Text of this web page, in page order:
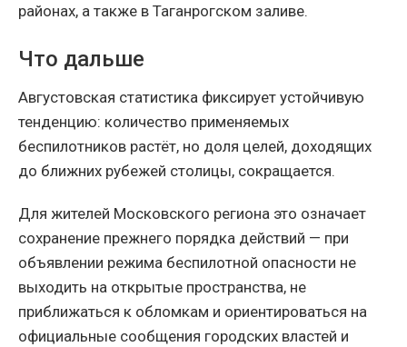
районах, а также в Таганрогском заливе.
Что дальше
Августовская статистика фиксирует устойчивую
тенденцию: количество применяемых
беспилотников растёт, но доля целей, доходящих
до ближних рубежей столицы, сокращается.
Для жителей Московского региона это означает
сохранение прежнего порядка действий — при
объявлении режима беспилотной опасности не
выходить на открытые пространства, не
приближаться к обломкам и ориентироваться на
официальные сообщения городских властей и